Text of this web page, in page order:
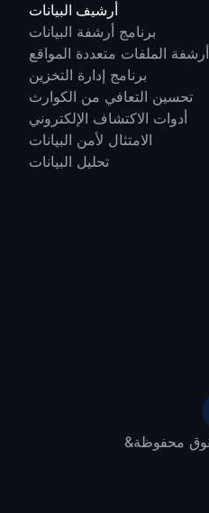
أرشيف البيانات
برنامج أرشفة البيانات
أرشفة الملفات متعددة المواقع
برنامج إدارة التخزين
تحسين التعافي من الكوارث
أدوات الاكتشاف الإلكتروني
الامتثال لأمن البيانات
تحليل البيانات